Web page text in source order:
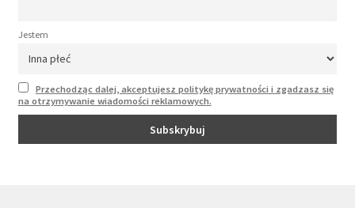
Jestem
Przechodząc dalej, akceptujesz politykę prywatności i zgadzasz się
na otrzymywanie wiadomości reklamowych.